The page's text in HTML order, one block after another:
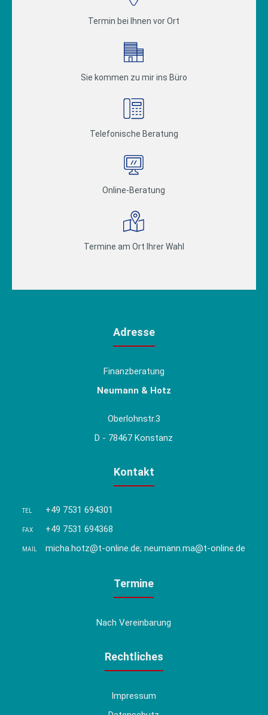
Termin bei Ihnen vor Ort
Sie kommen zu mir ins Büro
Telefonische Beratung
Online-Beratung
Termine am Ort Ihrer Wahl
Adresse
Finanzberatung
Neumann & Hotz
Oberlohnstr.3
D - 78467 Konstanz
Kontakt
TEL +49 7531 694301
FAX +49 7531 694368
MAIL micha.hotz@t-online.de; neumann.ma@t-online.de
Termine
Nach Vereinbarung
Rechtliches
Impressum